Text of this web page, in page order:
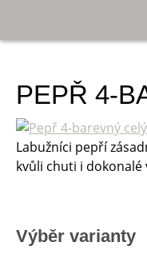
PEPŘ 4-
Labužníci pepří
kvůli chuti i dokonalé
Výběr varianty